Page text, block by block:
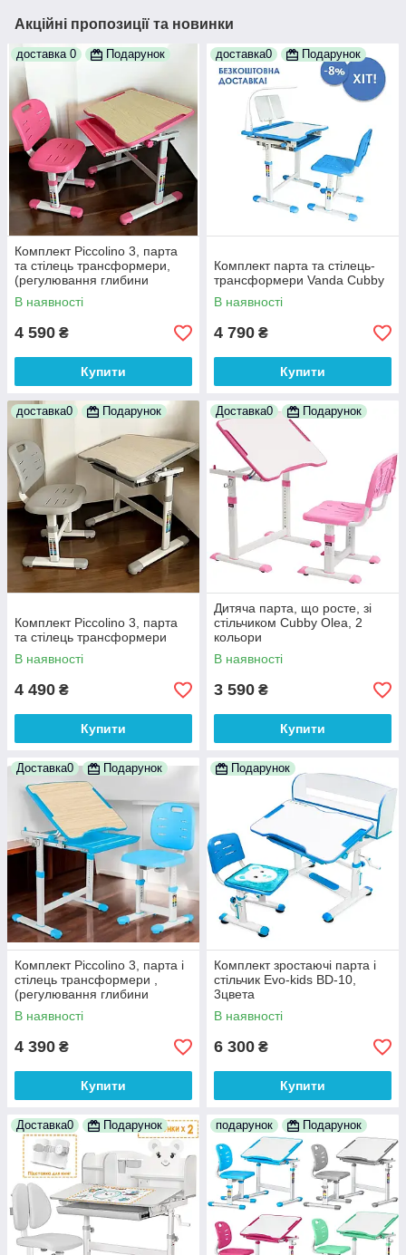
Акційні пропозиції та новинки
доставка 0 Подарунок
Комплект Piccolino 3, парта
та стілець трансформери,
(регулювання глибини
стільця) рожевий
В наявності
4 590 ₴
Купити
доставка0 Подарунок
Комплект парта та стілець-
трансформери Vanda Cubby
В наявності
4 790 ₴
Купити
доставка0 Подарунок
Комплект Piccolino 3, парта
та стілець трансформери
В наявності
4 490 ₴
Купити
Доставка0 Подарунок
Дитяча парта, що росте, зі
стільчиком Cubby Olea, 2
кольори
В наявності
3 590 ₴
Купити
Доставка0 Подарунок
Комплект Piccolino 3, парта і
стілець трансформери ,
(регулювання глибини
стільця) 4 кольори
В наявності
4 390 ₴
Купити
Подарунок
Комплект зростаючі парта і
стільчик Evo-kids BD-10,
3цвета
В наявності
6 300 ₴
Купити
Доставка0 Подарунок подарунок Подарунок